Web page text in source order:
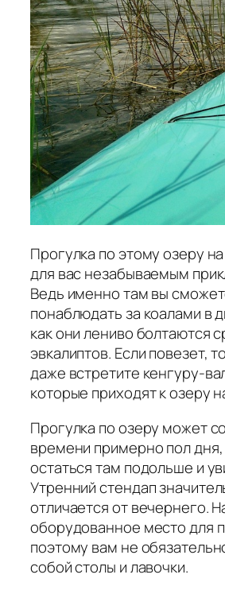
Прогулка по этому озеру
для вас незабываемым
Ведь именно там вы
понаблюдать за коалами в
как они лениво болтаются
эвкалиптов. Если повезет,
даже встретите кенгуру-
которые приходят к озеру
Прогулка по озеру может
времени примерно пол
остаться там подольше и
Утренний стендап
отличается от вечернего.
оборудованное место для
поэтому вам не
собой столы и лавочки.